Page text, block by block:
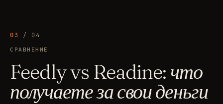
03 / 04
СРАВНЕНИЕ
Feedly vs Readine: что
получаете за свои деньги